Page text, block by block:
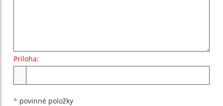
Príloha:
* povinné položky